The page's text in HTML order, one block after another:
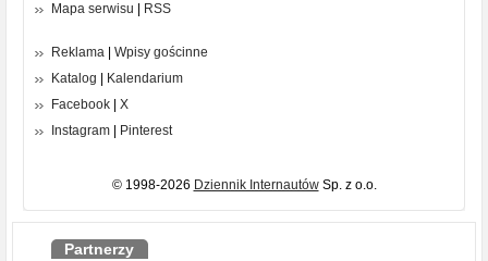
Mapa serwisu
RSS
Reklama
Wpisy gościnne
Katalog
Kalendarium
Facebook
X
Instagram
Pinterest
© 1998-2026 Dziennik InternautówSp. z o.o.
Partnerzy